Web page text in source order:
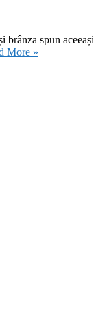
brânza spun aceeași
More »